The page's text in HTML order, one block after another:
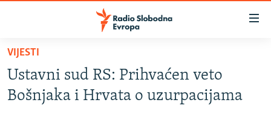
Pređite
glavni
sadržaj
BOSNA I HERCEGOVINA
VIJESTI
Ustavni sud RS: Prihvaćen veto
Bošnjaka i Hrvata o uzurpacijama